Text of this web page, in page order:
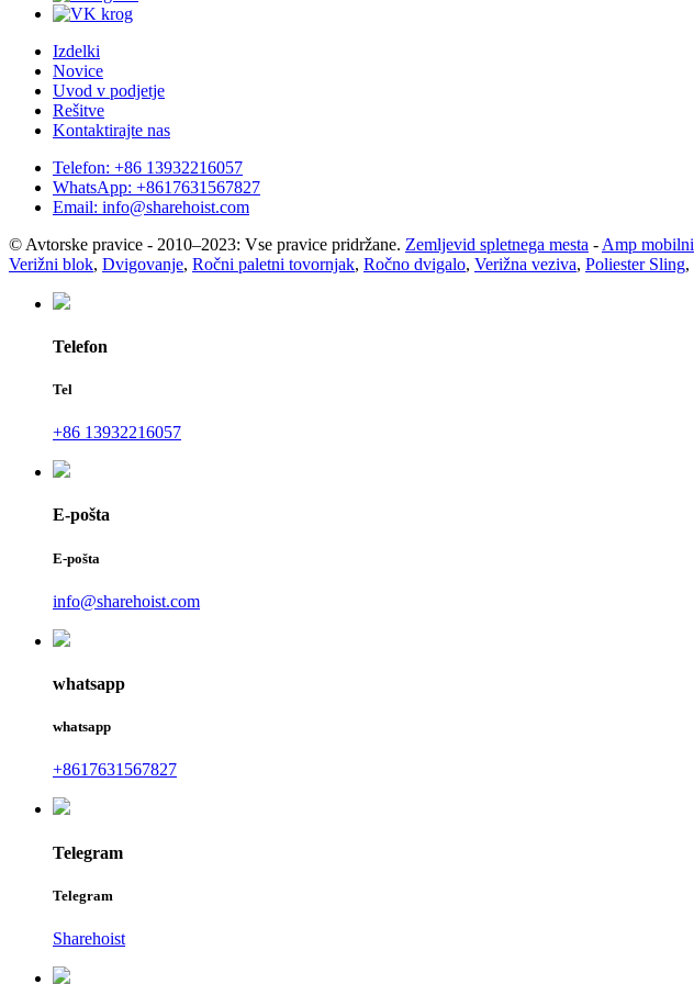
Izdelki
Novice
Uvod v podjetje
Rešitve
Kontaktirajte nas
Telefon: +86 13932216057
WhatsApp: +8617631567827
Email: info@sharehoist.com
© Avtorske pravice - 2010–2023: Vse pravice pridržane. Zemljevid spletnega mesta - Amp mobilni
Verižni blok, Dvigovanje, Ročni paletni tovornjak, Ročno dvigalo, Verižna veziva, Poliester Sling,
Telefon
Tel
+86 13932216057
E-pošta
E-pošta
info@sharehoist.com
whatsapp
whatsapp
+8617631567827
Telegram
Telegram
Sharehoist